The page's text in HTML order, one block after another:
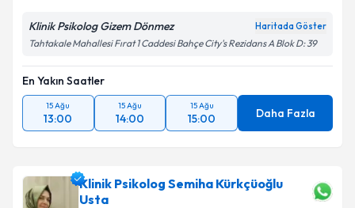
Klinik Psikolog Gizem Dönmez Haritada Göster
Tahtakale Mahallesi Fırat 1 Caddesi Bahçe City's Rezidans A Blok D: 39
En Yakın Saatler
15 Ağu
13:00
15 Ağu
14:00
15 Ağu
15:00 Daha Fazla
Klinik Psikolog Semiha Kürkçüoğlu
Usta